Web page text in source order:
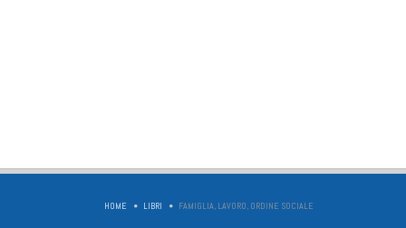
HOME LIBRI FAMIGLIA, LAVORO, ORDINE SOCIALE